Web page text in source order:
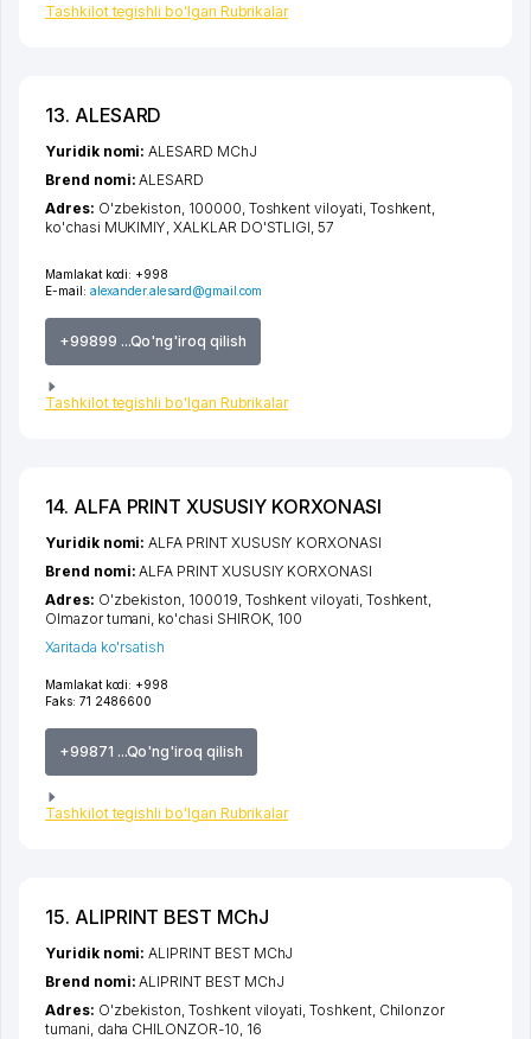
Tashkilot tegishli bo'lgan Rubrikalar
13. ALESARD
Mamlakat kodi: +998
E-mail: alexander.alesard@gmail.com
+99899 ...Qo'ng'iroq qilish
Tashkilot tegishli bo'lgan Rubrikalar
Yuridik nomi:ALESARD MChJ
Brend nomi:ALESARD
Adres: O'zbekiston, 100000, Toshkent viloyati, Toshkent,
ko'chasi MUKIMIY, XALKLAR DO'STLIGI, 57
14. ALFA PRINT XUSUSIY KORXONASI
Mamlakat kodi: +998
Faks: 71 2486600
+99871 ...Qo'ng'iroq qilish
Tashkilot tegishli bo'lgan Rubrikalar
Yuridik nomi:ALFA PRINT XUSUSIY KORXONASI
Brend nomi:ALFA PRINT XUSUSIY KORXONASI
Adres: O'zbekiston, 100019, Toshkent viloyati, Toshkent,
Olmazor tumani, ko'chasi SHIROK, 100
Xaritada ko'rsatish
15. ALIPRINT BEST MChJ
Yuridik nomi:ALIPRINT BEST MChJ
Brend nomi:ALIPRINT BEST MChJ
Adres: O'zbekiston,Toshkent viloyati,Toshkent, Chilonzor
tumani, daha CHILONZOR-10, 16